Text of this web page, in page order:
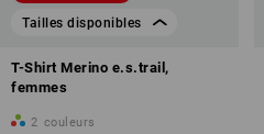
Tailles disponibles
T-Shirt Merino e.s.trail,
femmes
2 couleurs